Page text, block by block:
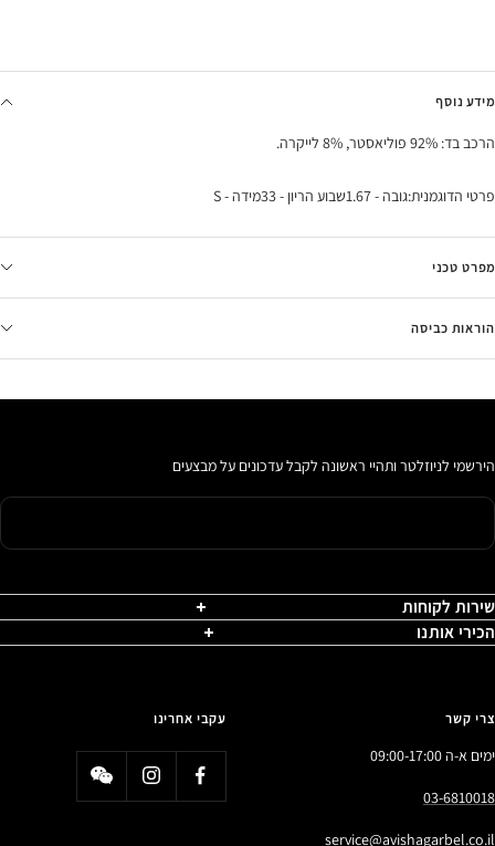
מידע נוסף
הרכב בד: 92% פוליאסטר, 8% לייקרה.
פרטי הדוגמנית:גובה - 1.67שבוע הריון - 33מידה - S
מפרט טכני
הוראות כביסה
הירשמי לניוזלטר ותהיי ראשונה לקבל עדכונים על מבצעים
שירות לקוחות
הכירי אותנו
צרי קשר
ימים א-ה 09:00-17:00
03-6810018
service@avishagarbel.co.il
עקבי אחרינו